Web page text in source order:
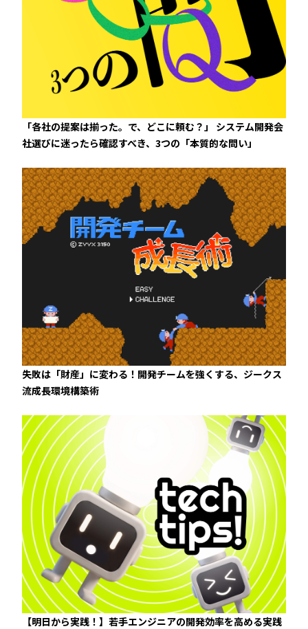
「各社の提案は揃った。で、どこに頼む？」 システム開発会
社選びに迷ったら確認すべき、3つの「本質的な問い」
失敗は「財産」に変わる！開発チームを強くする、ジークス
流成長環境構築術
【明日から実践！】若手エンジニアの開発効率を高める実践